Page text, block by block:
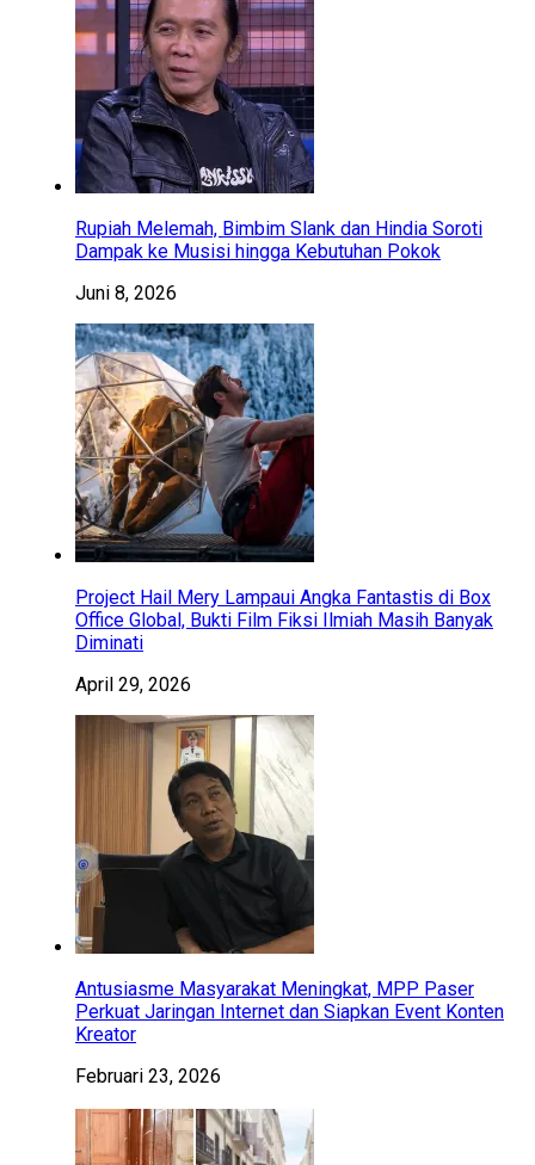
Rupiah Melemah, Bimbim Slank dan Hindia Soroti
Dampak ke Musisi hingga Kebutuhan Pokok
Juni 8, 2026
Project Hail Mery Lampaui Angka Fantastis di Box
Office Global, Bukti Film Fiksi Ilmiah Masih Banyak
Diminati
April 29, 2026
Antusiasme Masyarakat Meningkat, MPP Paser
Perkuat Jaringan Internet dan Siapkan Event Konten
Kreator
Februari 23, 2026